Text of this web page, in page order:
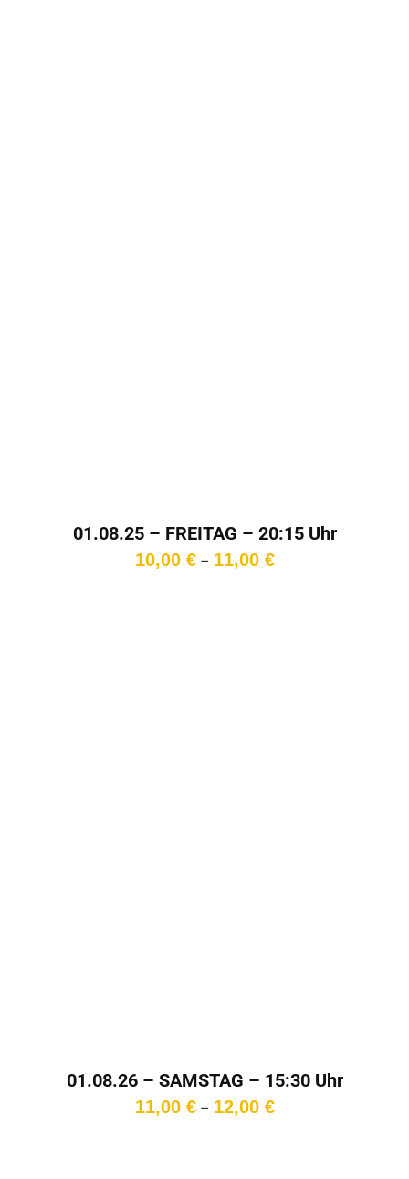
01.08.25 – FREITAG – 20:15 Uhr
10,00 € – 11,00 €Preisspanne:
01.08.26 – SAMSTAG – 15:30 Uhr
11,00 € – 12,00 €Preisspanne: